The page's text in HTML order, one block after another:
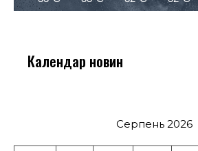
Календар новин
Серпень 2026